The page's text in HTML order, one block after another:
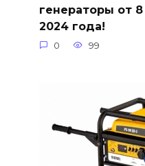
генераторы от 8
2024 года!
0 99